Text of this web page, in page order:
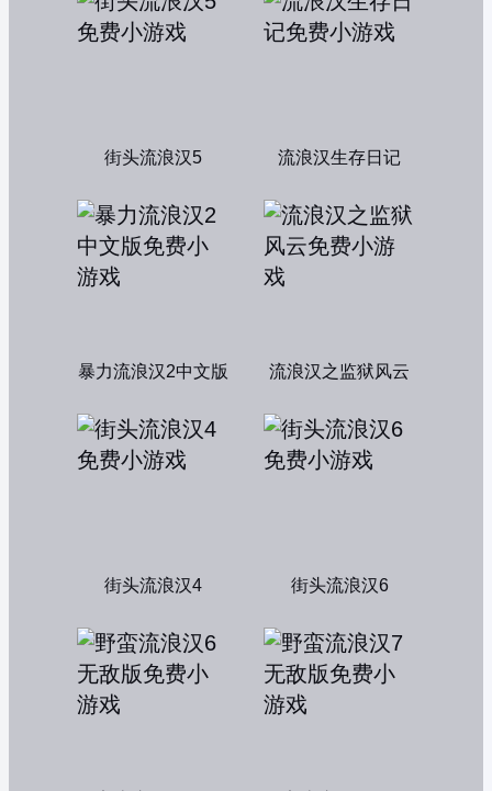
街头流浪汉5 流浪汉生存日记
暴力流浪汉2中文版 流浪汉之监狱风云
街头流浪汉4 街头流浪汉6